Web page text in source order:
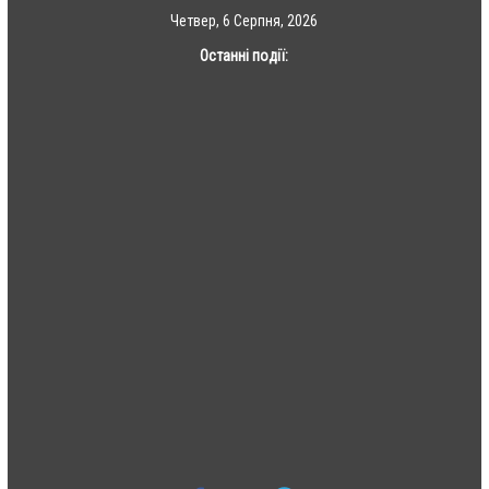
Четвер, 6 Серпня, 2026
Останні події: